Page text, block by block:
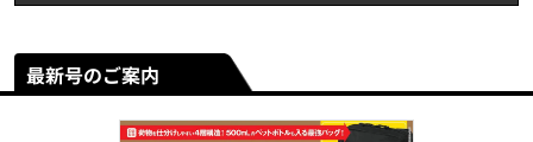
最新号のご案内